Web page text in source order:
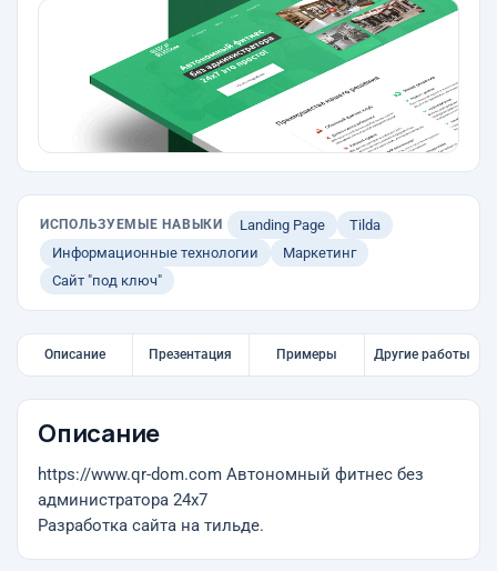
ИСПОЛЬЗУЕМЫЕ НАВЫКИ Landing Page
Tilda
Информационные технологии
Маркетинг
Сайт "под ключ"
Описание Презентация Примеры Другие работы
Описание
https://www.qr-dom.com Автономный фитнес без
администратора 24х7
Разработка сайта на тильде.